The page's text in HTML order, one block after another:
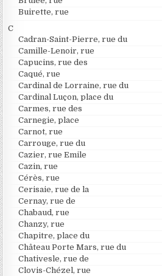
Buirette, rue
C
Cadran-Saint-Pierre, rue du
Camille-Lenoir, rue
Capucins, rue des
Caqué, rue
Cardinal de Lorraine, rue du
Cardinal Luçon, place du
Carmes, rue des
Carnegie, place
Carnot, rue
Carrouge, rue du
Cazier, rue Emile
Cazin, rue
Cérès, rue
Cerisaie, rue de la
Cernay, rue de
Chabaud, rue
Chanzy, rue
Chapitre, place du
Château Porte Mars, rue du
Chativesle, rue de
Clovis-Chézel, rue